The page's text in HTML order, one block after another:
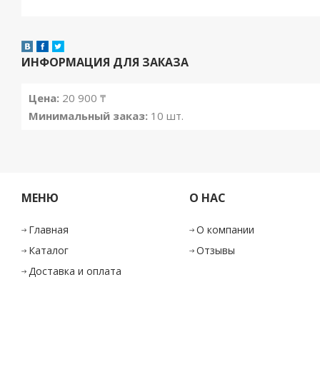
ИНФОРМАЦИЯ ДЛЯ ЗАКАЗА
Цена: 20 900 ₸
Минимальный заказ: 10 шт.
МЕНЮ
Главная
Каталог
Доставка и оплата
О НАС
О компании
Отзывы